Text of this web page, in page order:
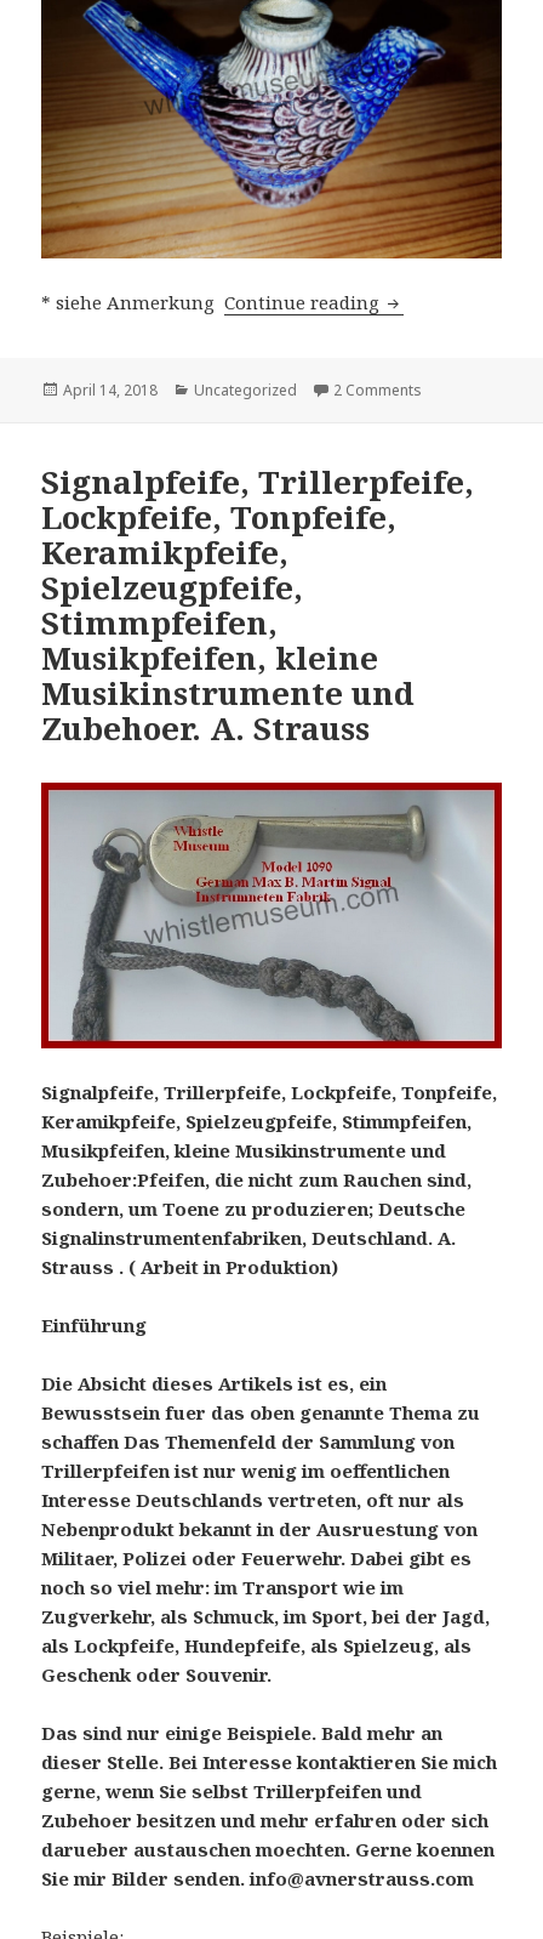
* siehe AnmerkungContinue reading Deutsche
Posted
April 14, 2018 Categories
Uncategorized 2 Comments
Signalpfeife, Trillerpfeife,
Lockpfeife, Tonpfeife,
Keramikpfeife,
Spielzeugpfeife,
Stimmpfeifen,
Musikpfeifen, kleine
Musikinstrumente und
Zubehoer. A. Strauss
Signalpfeife, Trillerpfeife, Lockpfeife, Tonpfeife,
Keramikpfeife, Spielzeugpfeife, Stimmpfeifen,
Musikpfeifen, kleine Musikinstrumente und
Zubehoer:Pfeifen, die nicht zum Rauchen sind,
sondern, um Toene zu produzieren; Deutsche
Signalinstrumentenfabriken, Deutschland. A.
Strauss . ( Arbeit in Produktion)
Einführung
Die Absicht dieses Artikels ist es, ein
Bewusstsein fuer das oben genannte Thema zu
schaffen Das Themenfeld der Sammlung von
Trillerpfeifen ist nur wenig im oeffentlichen
Interesse Deutschlands vertreten, oft nur als
Nebenprodukt bekannt in der Ausruestung von
Militaer, Polizei oder Feuerwehr. Dabei gibt es
noch so viel mehr: im Transport wie im
Zugverkehr, als Schmuck, im Sport, bei der Jagd,
als Lockpfeife, Hundepfeife, als Spielzeug, als
Geschenk oder Souvenir.
Das sind nur einige Beispiele. Bald mehr an
dieser Stelle. Bei Interesse kontaktieren Sie mich
gerne, wenn Sie selbst Trillerpfeifen und
Zubehoer besitzen und mehr erfahren oder sich
darueber austauschen moechten. Gerne koennen
Sie mir Bilder senden. info@avnerstrauss.com